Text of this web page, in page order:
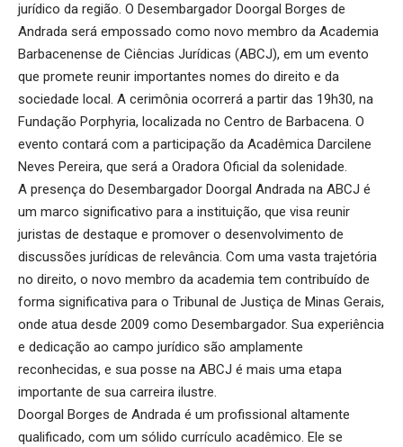
jurídico da região. O Desembargador Doorgal Borges de
Andrada será empossado como novo membro da Academia
Barbacenense de Ciências Jurídicas (ABCJ), em um evento
que promete reunir importantes nomes do direito e da
sociedade local. A cerimônia ocorrerá a partir das 19h30, na
Fundação Porphyria, localizada no Centro de Barbacena. O
evento contará com a participação da Acadêmica Darcilene
Neves Pereira, que será a Oradora Oficial da solenidade.
A presença do Desembargador Doorgal Andrada na ABCJ é
um marco significativo para a instituição, que visa reunir
juristas de destaque e promover o desenvolvimento de
discussões jurídicas de relevância. Com uma vasta trajetória
no direito, o novo membro da academia tem contribuído de
forma significativa para o Tribunal de Justiça de Minas Gerais,
onde atua desde 2009 como Desembargador. Sua experiência
e dedicação ao campo jurídico são amplamente
reconhecidas, e sua posse na ABCJ é mais uma etapa
importante de sua carreira ilustre.
Doorgal Borges de Andrada é um profissional altamente
qualificado, com um sólido currículo acadêmico. Ele se